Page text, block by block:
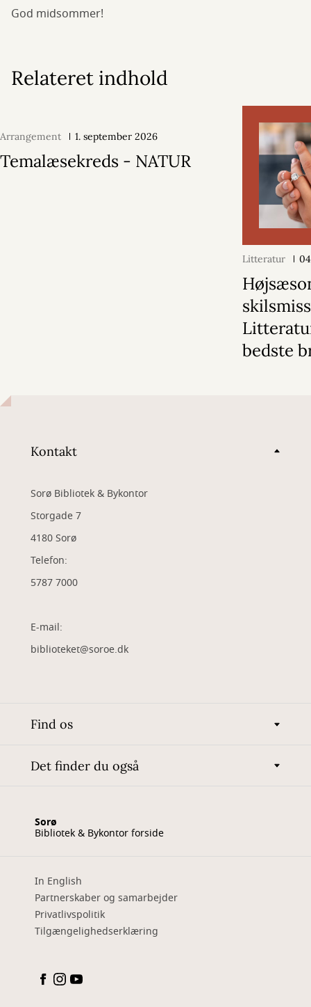
God midsommer!
Relateret indhold
Arrangement 1. september 2026
Temalæsekreds - NATUR
Litteratur
bedste
Kontakt
Sorø Bibliotek & Bykontor
Storgade 7
4180 Sorø
Telefon:
5787 7000
E-mail:
biblioteket@soroe.dk
Find os
Det finder du også
Sorø
Bibliotek & Bykontor forside
In English
Partnerskaber og samarbejder
Privatlivspolitik
Tilgængelighedserklæring